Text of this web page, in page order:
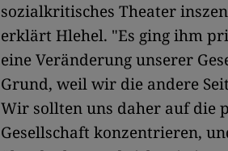
sozialkritisches Theater
erklärt Hlehel. "Es ging ihm
eine Veränderung unserer
Grund, weil wir die andere
Wir sollten uns daher auf die
Gesellschaft konzentrieren,